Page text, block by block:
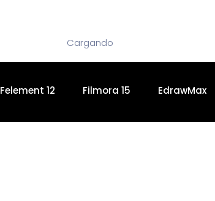
Cargando
12 Filmora 15 EdrawMax